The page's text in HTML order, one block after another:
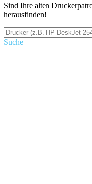
Sind Ihre alten
herausfinden!
Suche